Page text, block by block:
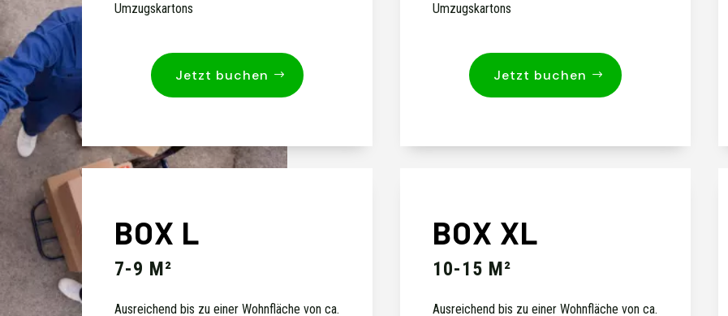
Umzugskartons
Jetzt buchen
Umzugskartons
Jetzt buchen
BOX L
7-9 M²
Ausreichend bis zu einer Wohnfläche von ca.
BOX XL
10-15 M²
Ausreichend bis zu einer Wohnfläche von ca.